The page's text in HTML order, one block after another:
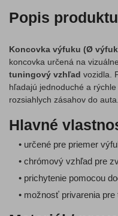
Popis produktu
Koncovka výfuku (Ø
koncovka určená na
tuningový vzhľad vozidla.
hľadajú jednoduché a
rozsiahlych zásahov do auta.
Hlavné
• určené pre priemer
• chrómový vzhľad pre
• prichytenie pomocou
• možnosť privarenia